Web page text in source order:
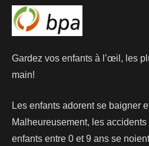
Gardez vos enfants à l’œil, les
main!
Les enfants adorent se baigner
Malheureusement, les
enfants entre 0 et 9 ans se